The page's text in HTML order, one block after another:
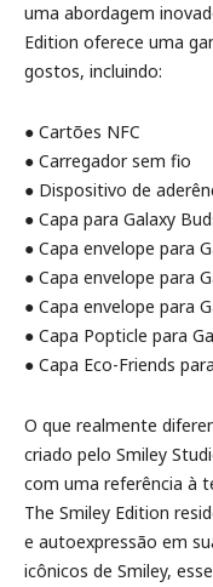
uma abordagem
Edition oferece uma
gostos, incluindo:
● Cartões NFC
● Carregador sem fio
● Dispositivo de
● Capa para Galaxy
● Capa envelope para
● Capa envelope para
● Capa envelope para
● Capa Popticle para
● Capa Eco-Friends
O que realmente
criado pelo Smiley
com uma referência à
The Smiley Edition
e autoexpressão em
icônicos de Smiley,